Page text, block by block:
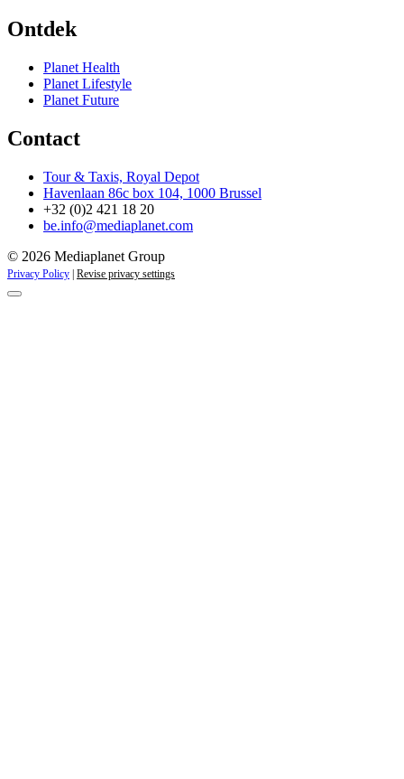
Ontdek
Planet Health
Planet Lifestyle
Planet Future
Contact
Tour & Taxis, Royal Depot
Havenlaan 86c box 104, 1000 Brussel
+32 (0)2 421 18 20
be.info@mediaplanet.com
© 2026 Mediaplanet Group
Privacy Policy | Revise privacy settings